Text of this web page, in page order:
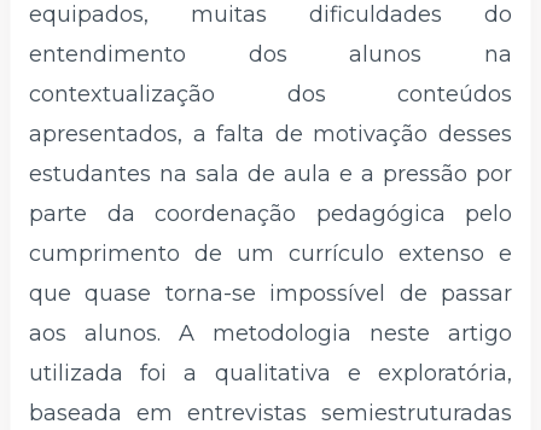
equipados, muitas dificuldades do
entendimento dos alunos na
contextualização dos conteúdos
apresentados, a falta de motivação desses
estudantes na sala de aula e a pressão por
parte da coordenação pedagógica pelo
cumprimento de um currículo extenso e
que quase torna-se impossível de passar
aos alunos. A metodologia neste artigo
utilizada foi a qualitativa e exploratória,
baseada em entrevistas semiestruturadas